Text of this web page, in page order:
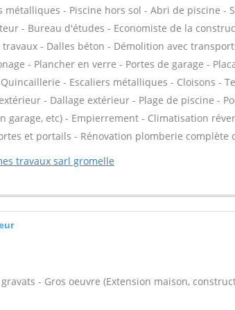
métalliques - Piscine hors sol - Abri de piscine -
- Bureau d'études - Economiste de la
- Dalles béton - Démolition avec
- Plancher en verre - Portes de garage -
- Escaliers métalliques - Cloisons -
- Dallage extérieur - Plage de piscine -
garage, etc) - Empierrement - Climatisation
et portails - Rénovation plomberie complète
travaux sarl gromelle
- Gros oeuvre (Extension maison,